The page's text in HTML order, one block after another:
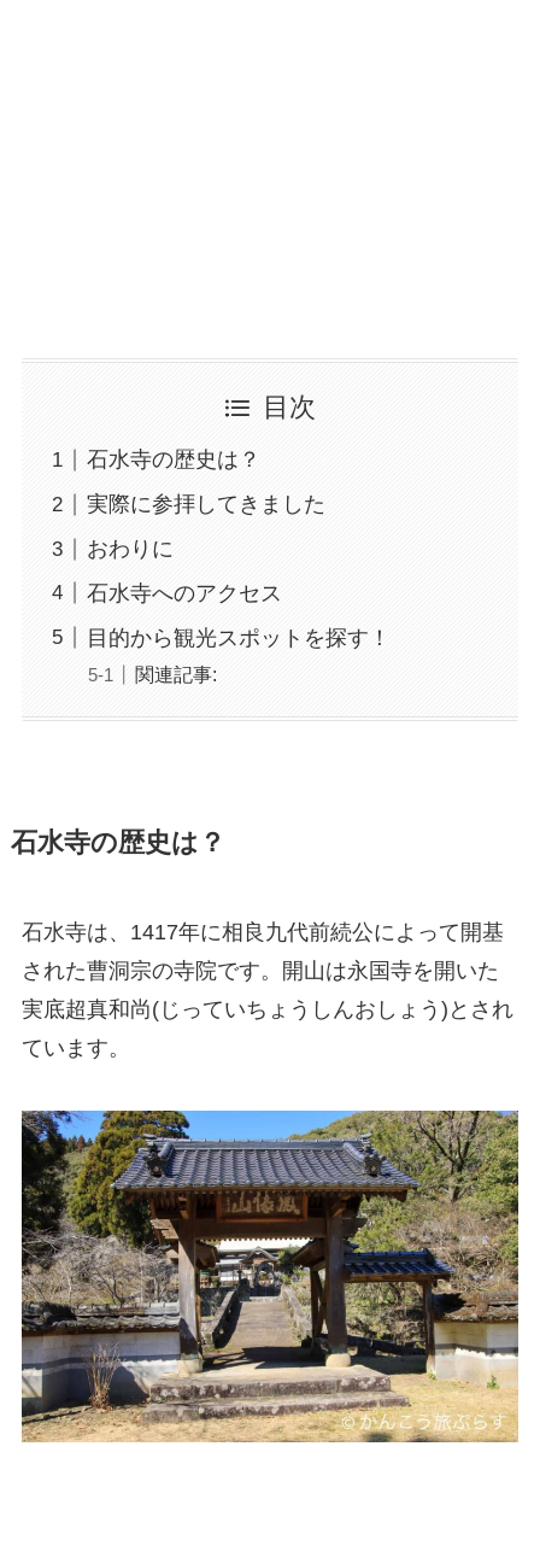
目次
石水寺の歴史は？
実際に参拝してきました
おわりに
石水寺へのアクセス
目的から観光スポットを探す！
関連記事:
石水寺の歴史は？
石水寺は、1417年に相良九代前続公によって開基
された曹洞宗の寺院です。開山は永国寺を開いた
実底超真和尚(じっていちょうしんおしょう)とされ
ています。